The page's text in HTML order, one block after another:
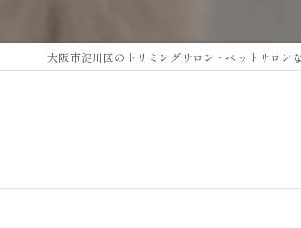
大阪市淀川区のトリミングサロン・ペットサロ